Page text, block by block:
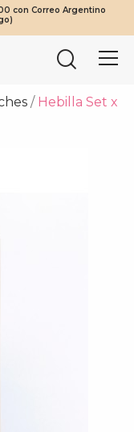
| 10% OFF a
con Correo Argentino
partir de $200.000
Hebilla Set x